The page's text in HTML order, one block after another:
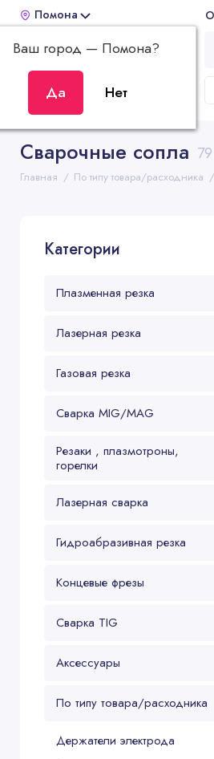
Помона
Ваш город —Помона?
О нас
ВСЕ КАТЕГОРИИ
Сварочные сопла
Главная По типу товара/расходника
Категории
Плазменная резка
Лазерная резка
Газовая резка
Сварка MIG/MAG
Резаки , плазмотроны,
горелки
Лазерная сварка
Гидроабразивная резка
Концевые фрезы
Сварка TIG
Аксессуары
По типу товара/расходника
Держатели электрода